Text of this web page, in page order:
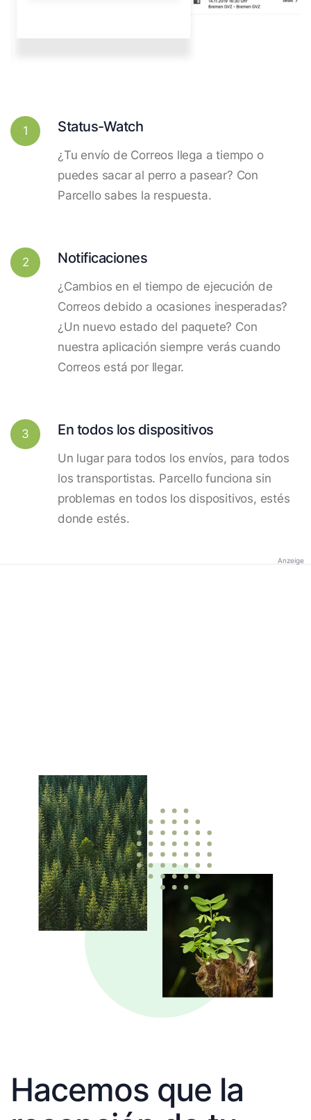
1 Status-Watch
¿Tu envío de Correos llega a tiempo o
puedes sacar al perro a pasear? Con
Parcello sabes la respuesta.
2 Notificaciones
¿Cambios en el tiempo de ejecución de
Correos debido a ocasiones inesperadas?
¿Un nuevo estado del paquete? Con
nuestra aplicación siempre verás cuando
Correos está por llegar.
3 En todos los dispositivos
Un lugar para todos los envíos, para todos
los transportistas. Parcello funciona sin
problemas en todos los dispositivos, estés
donde estés.
Anzeige
Hacemos que la